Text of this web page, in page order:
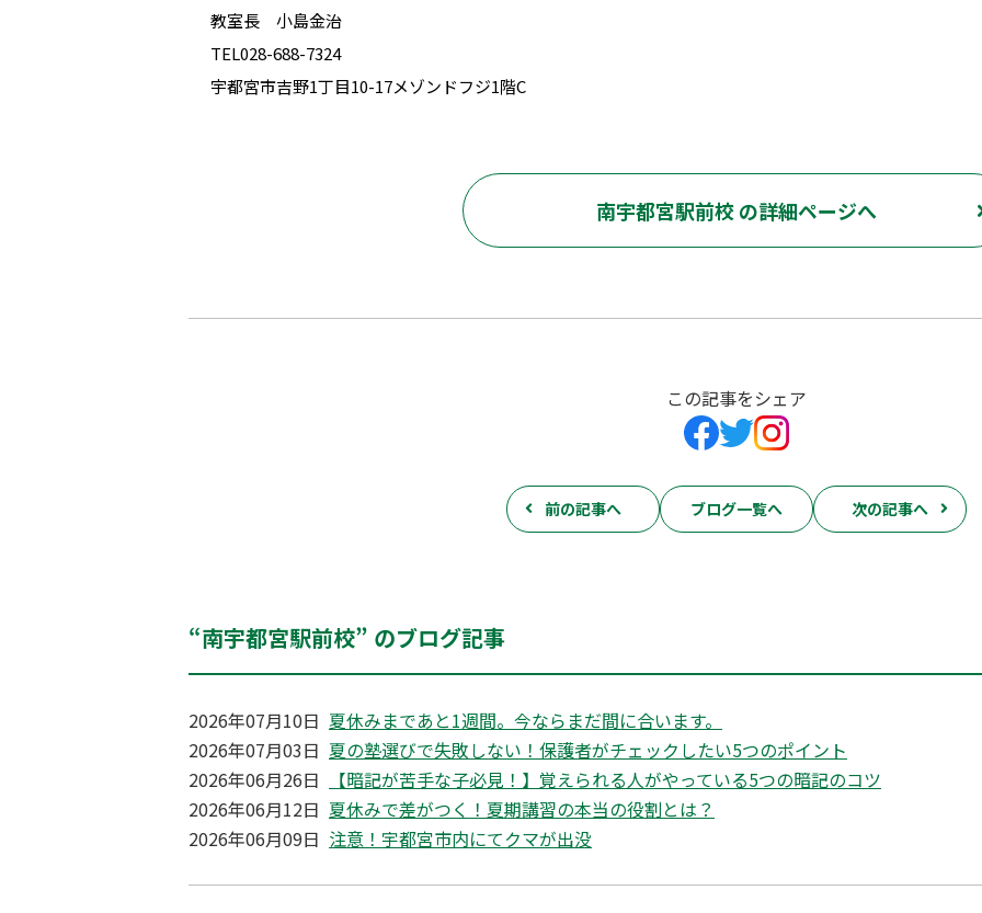
教室長 小島金治
TEL028-688-7324
宇都宮市吉野1丁目10-17メゾンドフジ1階C
南宇都宮駅前校 の詳細ページへ
この記事をシェア
前の記事へ ブログ一覧へ 次の記事へ
“南宇都宮駅前校” のブログ記事
2026年07月10日 夏休みまであと1週間。今ならまだ間に合います。
2026年07月03日 夏の塾選びで失敗しない！保護者がチェックしたい5つのポイント
2026年06月26日
【暗記が苦手な子必見！】覚えられる人がやっている5つの暗記のコツ
2026年06月12日 夏休みで差がつく！夏期講習の本当の役割とは？
2026年06月09日 注意！宇都宮市内にてクマが出没